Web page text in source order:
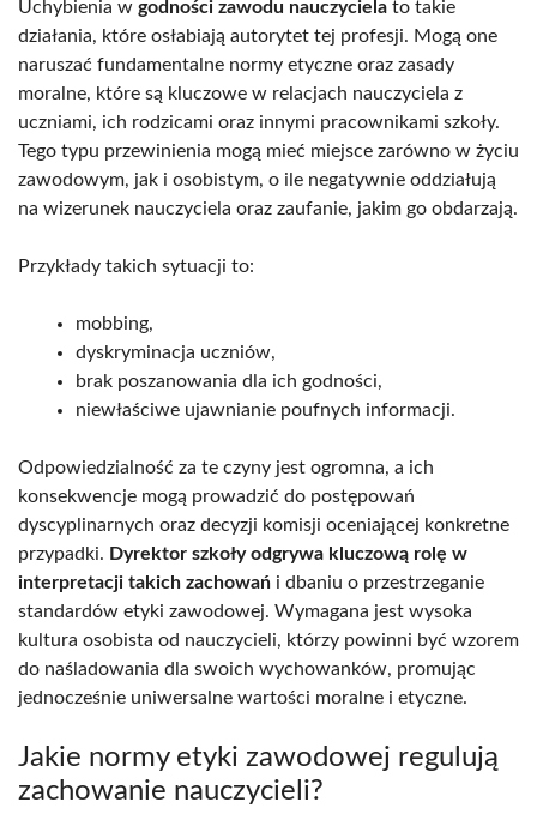
Uchybienia w godności zawodu nauczyciela to takie
działania, które osłabiają autorytet tej profesji. Mogą one
naruszać fundamentalne normy etyczne oraz zasady
moralne, które są kluczowe w relacjach nauczyciela z
uczniami, ich rodzicami oraz innymi pracownikami szkoły.
Tego typu przewinienia mogą mieć miejsce zarówno w życiu
zawodowym, jak i osobistym, o ile negatywnie oddziałują
na wizerunek nauczyciela oraz zaufanie, jakim go obdarzają.
Przykłady takich sytuacji to:
mobbing,
dyskryminacja uczniów,
brak poszanowania dla ich godności,
niewłaściwe ujawnianie poufnych informacji.
Odpowiedzialność za te czyny jest ogromna, a ich
konsekwencje mogą prowadzić do postępowań
dyscyplinarnych oraz decyzji komisji oceniającej konkretne
przypadki. Dyrektor szkoły odgrywa kluczową rolę w
interpretacji takich zachowań i dbaniu o przestrzeganie
standardów etyki zawodowej. Wymagana jest wysoka
kultura osobista od nauczycieli, którzy powinni być wzorem
do naśladowania dla swoich wychowanków, promując
jednocześnie uniwersalne wartości moralne i etyczne.
Jakie normy etyki zawodowej regulują
zachowanie nauczycieli?